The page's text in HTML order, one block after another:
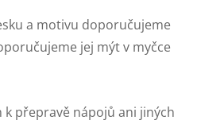
a motivu doporučujeme
jej mýt v myčce
k přepravě nápojů ani jiných